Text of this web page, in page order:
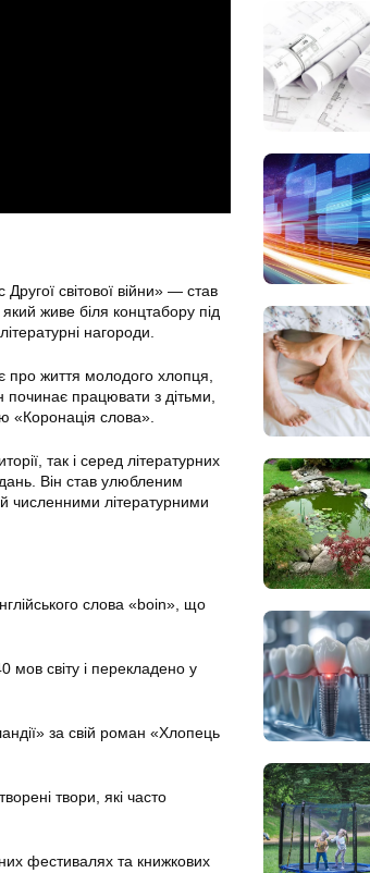
світової війни» — став
живе біля концтабору під
нагороди.
про життя молодого хлопця,
починає працювати з дітьми,
«Коронація слова».
так і серед літературних
Він став улюбленим
численними літературними
слова «boin», що
світу і перекладено у
за свій роман «Хлопець
твори, які часто
фестивалях та книжкових